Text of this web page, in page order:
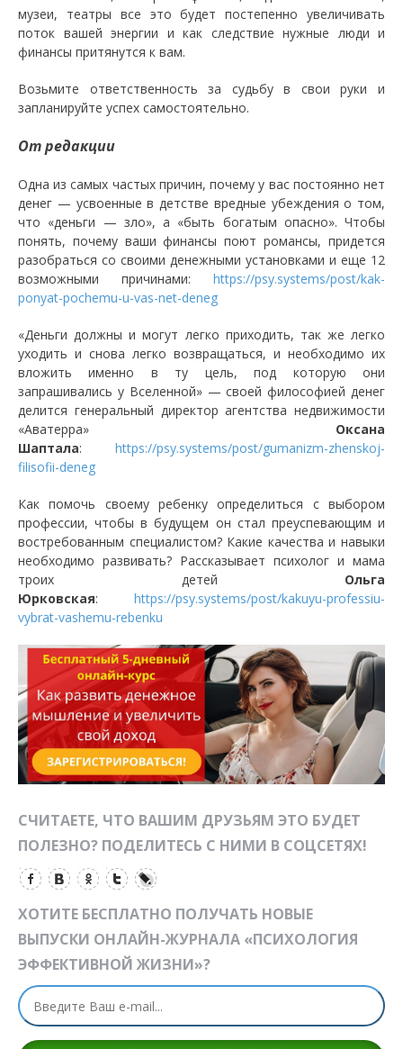
музеи, театры все это будет постепенно увеличивать
поток вашей энергии и как следствие нужные люди и
финансы притянутся к вам.
Возьмите ответственность за судьбу в свои руки и
запланируйте успех самостоятельно.
От редакции
Одна из самых частых причин, почему у вас постоянно нет
денег — усвоенные в детстве вредные убеждения о том,
что «деньги — зло», а «быть богатым опасно». Чтобы
понять, почему ваши финансы поют романсы, придется
разобраться со своими денежными установками и еще 12
возможными причинами: https://psy.systems/post/kak-
ponyat-pochemu-u-vas-net-deneg
«Деньги должны и могут легко приходить, так же легко
уходить и снова легко возвращаться, и необходимо их
вложить именно в ту цель, под которую они
запрашивались у Вселенной» — своей философией денег
делится генеральный директор агентства недвижимости
«Аватерра» Оксана
Шаптала: https://psy.systems/post/gumanizm-zhenskoj-
filisofii-deneg
Как помочь своему ребенку определиться с выбором
профессии, чтобы в будущем он стал преуспевающим и
востребованным специалистом? Какие качества и навыки
необходимо развивать? Рассказывает психолог и мама
троих детей Ольга
Юрковская: https://psy.systems/post/kakuyu-professiu-
vybrat-vashemu-rebenku
СЧИТАЕТЕ, ЧТО ВАШИМ ДРУЗЬЯМ ЭТО БУДЕТ
ПОЛЕЗНО? ПОДЕЛИТЕСЬ С НИМИ В СОЦСЕТЯХ!
ХОТИТЕ БЕСПЛАТНО ПОЛУЧАТЬ НОВЫЕ
ВЫПУСКИ ОНЛАЙН-ЖУРНАЛА «ПСИХОЛОГИЯ
ЭФФЕКТИВНОЙ ЖИЗНИ»?